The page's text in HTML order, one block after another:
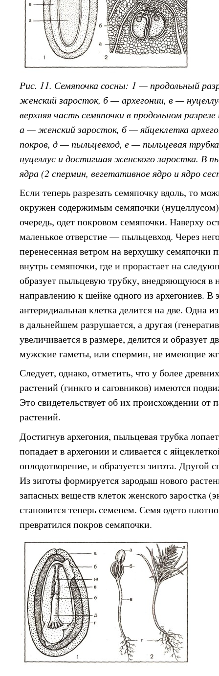
Рис. 11. Семяпочка сосны: 1 — продольный
женский заросток, б — архегонии, в —
верхняя часть семяпочки в продольном
а — женский заросток, б — яйцеклетка
покров, д — пыльцевход, е — пыльцевая
нуцеллус и достигшая женского заростка. В
ядра (2 спермин, вегетативное ядро и ядро
Если теперь разрезать семяпочку вдоль, то
окружен содержимым семяпочки
очередь, одет покровом семяпочки. Наверху
маленькое отверстие — пыльцевход. Через
перенесенная ветром на верхушку семяпочки
внутрь семяпочки, где и прорастает на
образует пыльцевую трубку, внедряющуюся в
направлению к шейке одного из архегониев. В
антеридиальная клетка делится на две. Одна
в дальнейшем разрушается, а другая
увеличивается в размере, делится и образует
мужские гаметы, или спермин, не имеющие
Следует, однако, отметить, что у более
растений (гинкго и саговников) имеются
Это свидетельствует об их происхождении от
растений.
Достигнув архегония, пыльцевая трубка
попадает в архегонии и сливается с
оплодотворение, и образуется зигота. Другой
Из зиготы формируется зародыш нового
запасных веществ клеток женского заростка
становится теперь семенем. Семя одето
превратился покров семяпочки.